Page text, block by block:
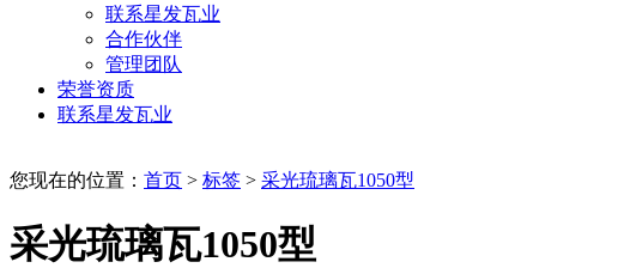
联系星发瓦业
合作伙伴
管理团队
荣誉资质
联系星发瓦业
您现在的位置： 首页 > 标签 > 采光琉璃瓦1050型
采光琉璃瓦1050型